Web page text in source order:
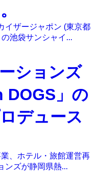
イザージャポン (東京都
池袋サンシャイ...
ションズ
DOGS」の
デュース
、ホテル・旅館運営再
ンズが静岡県熱...